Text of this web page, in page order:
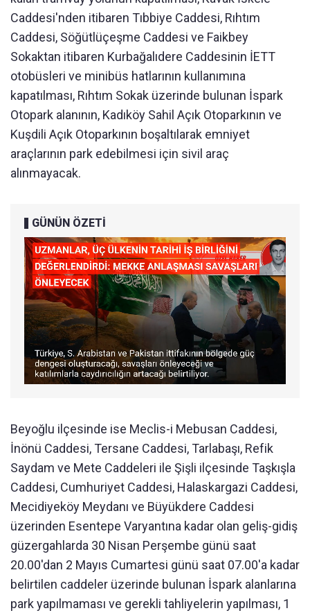
Caddesi'nden itibaren Tıbbiye Caddesi, Rıhtım
Caddesi, Söğütlüçeşme Caddesi ve Faikbey
Sokaktan itibaren Kurbağalıdere Caddesinin İETT
otobüsleri ve minibüs hatlarının kullanımına
kapatılması, Rıhtım Sokak üzerinde bulunan İspark
Otopark alanının, Kadıköy Sahil Açık Otoparkının ve
Kuşdili Açık Otoparkının boşaltılarak emniyet
araçlarının park edebilmesi için sivil araç
alınmayacak.
GÜNÜN ÖZETİ
Beyoğlu ilçesinde ise Meclis-i Mebusan Caddesi,
İnönü Caddesi, Tersane Caddesi, Tarlabaşı, Refik
Saydam ve Mete Caddeleri ile Şişli ilçesinde Taşkışla
Caddesi, Cumhuriyet Caddesi, Halaskargazi Caddesi,
Mecidiyeköy Meydanı ve Büyükdere Caddesi
üzerinden Esentepe Varyantına kadar olan geliş-gidiş
güzergahlarda 30 Nisan Perşembe günü saat
20.00'dan 2 Mayıs Cumartesi günü saat 07.00'a kadar
belirtilen caddeler üzerinde bulunan İspark alanlarına
park yapılmaması ve gerekli tahliyelerin yapılması, 1